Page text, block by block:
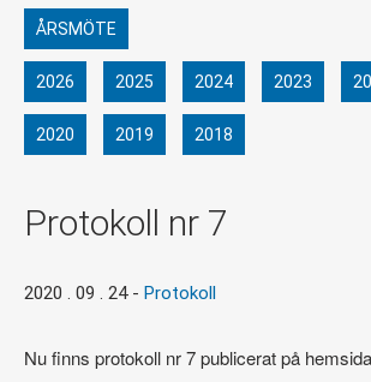
ÅRSMÖTE
2026 2025 2024 2023
2020 2019 2018
Protokoll nr 7
2020 . 09 . 24 - Protokoll
Nu finns protokoll nr 7 publicerat på